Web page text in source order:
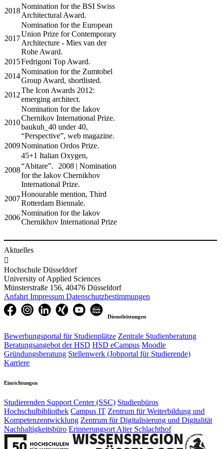
​2018
​Nomination for the BSI Swiss
Architectural Award.
​2017
​Nomination for the European
Union Prize for Contemporary
Architecture - Mies van der
Rohe Award.
​2015​Fedrigoni Top Award.
​2014
​Nomination for the Zumtobel
Group Award, shortlisted.
​2012
​The Icon Awards 2012:
emerging architect.
​2010
​Nomination for the Iakov
Chernikov International Prize.
baukuh_40 under 40,
“Perspective”, web magazine.
​2009​Nomination Ordos Prize.
​2008
​45+1 Italian Oxygen,
“Abitare”. 2008 | Nomination
for the Iakov Chernikhov
International Prize.
​2007
​Honourable mention, Third
Rotterdam Biennale.
​2006
​Nomination for the Iakov
Chernikhov International Prize​​
Aktuelles

Hochschule Düsseldorf
University of Applied Sciences
Münsterstraße 156, 40476 Düsseldorf
Anfahrt Impressum Datenschutzbestimmungen
Dienstleistungen
Bewerbungsportal für Studienplätze Zentrale Studienberatung
Beratungsangebot der HSD HSD eCampus Moodle
Gründungsberatung Stellenwerk (Jobportal für Studierende)
Karriere
Einrichtungen
Studierenden Support Center (SSC) Studienbüros
Hochschulbibliothek Campus IT Zentrum für Weiterbildung und
Kompetenzentwicklung Zentrum für Digitalisierung und Digitalität
Nachhaltigkeitsbüro Erinnerungsort Alter Schlachthof